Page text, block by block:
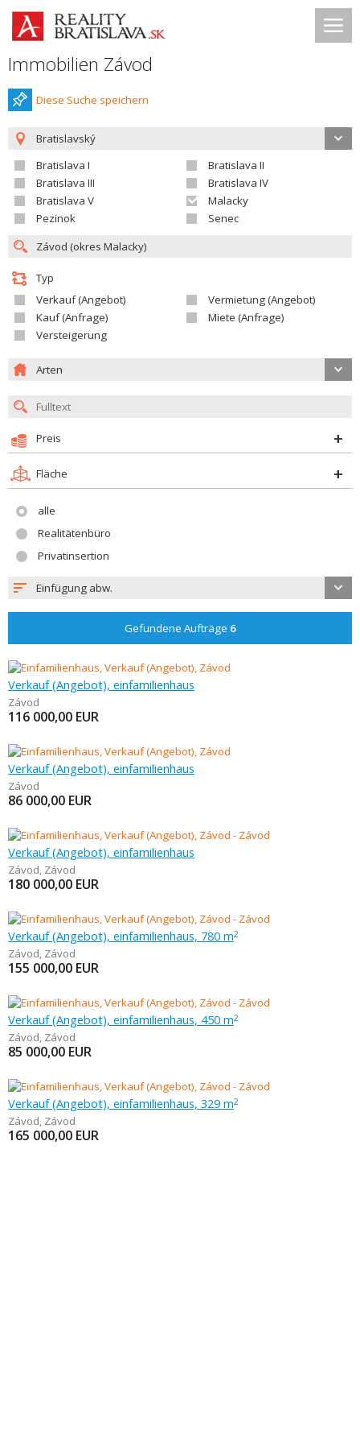
Immobilien Závod
Diese Suche speichern
Bratislavský
Bratislava I
Bratislava II
Bratislava III
Bratislava IV
Bratislava V
Malacky
Pezinok
Senec
Typ
Verkauf (Angebot)
Vermietung (Angebot)
Kauf (Anfrage)
Miete (Anfrage)
Versteigerung
Arten
Preis
Fläche
alle
Realitätenbüro
Privatinsertion
Einfügung abw.
Gefundene Aufträge 6
Verkauf (Angebot), einfamilienhaus
Závod
116 000,00 EUR
Verkauf (Angebot), einfamilienhaus
Závod
86 000,00 EUR
Verkauf (Angebot), einfamilienhaus
Závod, Závod
180 000,00 EUR
Verkauf (Angebot), einfamilienhaus, 780 m2
Závod, Závod
155 000,00 EUR
Verkauf (Angebot), einfamilienhaus, 450 m2
Závod, Závod
85 000,00 EUR
Verkauf (Angebot), einfamilienhaus, 329 m2
Závod, Závod
165 000,00 EUR